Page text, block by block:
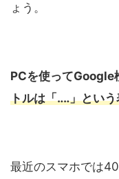
ょう。
PCを使ってGoogle
トルは「‥‥」とい
最近のスマホでは